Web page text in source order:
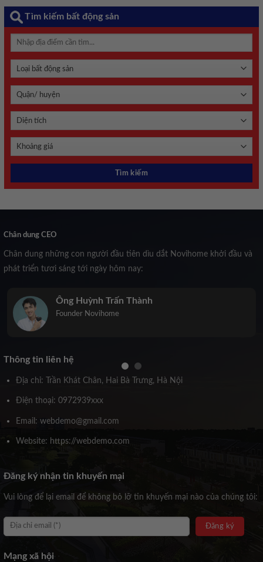
Tìm kiếm bất động sản
Chân dung CEO
Chân dung những con người đầu tiên dìu dắt Novihome khởi đầu và
phát triển tươi sáng tới ngày hôm nay:
Trịnh Kiều Anh
Co-Founder Novihome
Thông tin liên hệ
Địa chỉ: Trần Khát Chân, Hai Bà Trưng, Hà Nội
Điện thoại: 0972939xxx
Email: webdemo@gmail.com
Website: https://webdemo.com
Đăng ký nhận tin khuyến mại
Vui lòng để lại email để không bỏ lỡ tin khuyến mại nào của chúng tôi:
Mạng xã hội